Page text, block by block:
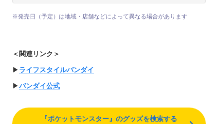
※発売日（予定）は地域・店舗などによって異なる場合があります
＜関連リンク＞
▶︎ ライフスタイルバンダイ
▶︎バンダイ公式
『ポケットモンスター』のグッズを検索する